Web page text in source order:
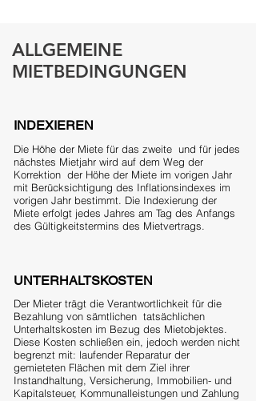
ALLGEMEINE
MIETBEDINGUNGEN
INDEXIEREN
Die Höhe der Miete für das zweite und für jedes
nächstes Mietjahr wird auf dem Weg der
Korrektion der Höhe der Miete im vorigen Jahr
mit Berücksichtigung des Inflationsindexes im
vorigen Jahr bestimmt. Die Indexierung der
Miete erfolgt jedes Jahres am Tag des Anfangs
des Gültigkeitstermins des Mietvertrags.
UNTERHALTSKOSTEN
Der Mieter trägt die Verantwortlichkeit für die
Bezahlung von sämtlichen tatsächlichen
Unterhaltskosten im Bezug des Mietobjektes.
Diese Kosten schließen ein, jedoch werden nicht
begrenzt mit: laufender Reparatur der
gemieteten Flächen mit dem Ziel ihrer
Instandhaltung, Versicherung, Immobilien- und
Kapitalsteuer, Kommunalleistungen und Zahlung